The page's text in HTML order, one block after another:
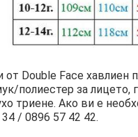
Double Face хавлиен
полиестер за
триене. Ако ви е
/ 0896 57 42 42.